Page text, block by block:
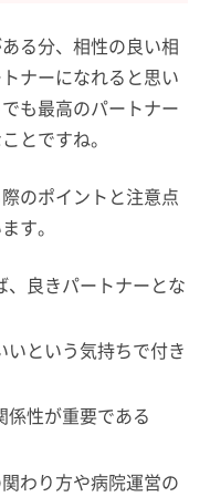
る分、相性の良い相
ナーになれると思い
も最高のパートナー
とですね。
のポイントと注意点
す。
、良きパートナーとな
という気持ちで付き
係性が重要である
わり方や病院運営の